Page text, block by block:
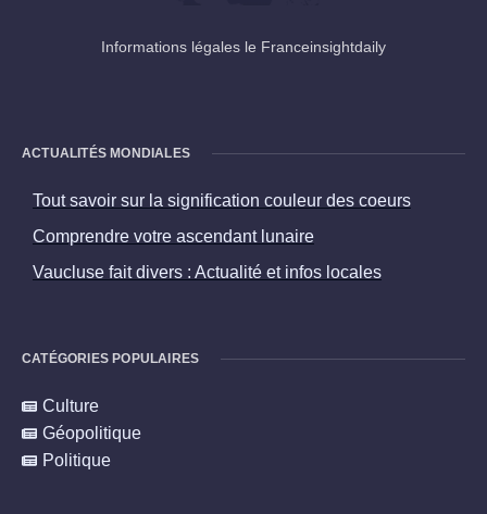
Informations légales le Franceinsightdaily
ACTUALITÉS MONDIALES
Tout savoir sur la signification couleur des coeurs
Comprendre votre ascendant lunaire
Vaucluse fait divers : Actualité et infos locales
CATÉGORIES POPULAIRES
Culture
Géopolitique
Politique